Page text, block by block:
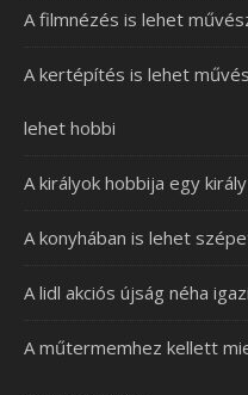
A filmnézés is lehet
A kertépítés is lehet
lehet hobbi
A királyok hobbija egy
A konyhában is lehet
A lidl akciós újság néha
A műtermemhez kellett